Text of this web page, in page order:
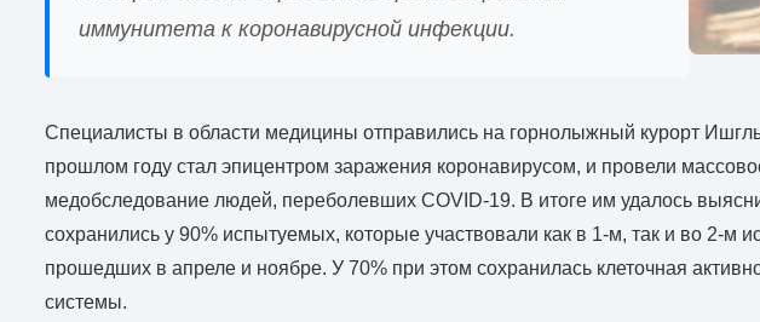
иммунитета к коронавирусной инфекции.
Специалисты в области медицины отправились на горнолыжный курорт
прошлом году стал эпицентром заражения коронавирусом, и провели
медобследование людей, переболевших COVID-19. В итоге им удалось
сохранились у 90% испытуемых, которые участвовали как в 1-м, так и во 2-м
прошедших в апреле и ноябре. У 70% при этом сохранилась клеточная
системы.